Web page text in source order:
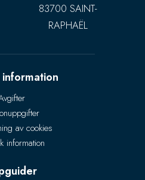
83700 SAINT-
RAPHAËL
information
av cookies
information